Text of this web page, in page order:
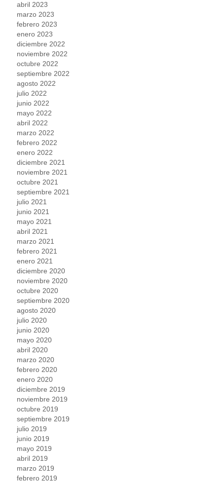
abril 2023
marzo 2023
febrero 2023
enero 2023
diciembre 2022
noviembre 2022
octubre 2022
septiembre 2022
agosto 2022
julio 2022
junio 2022
mayo 2022
abril 2022
marzo 2022
febrero 2022
enero 2022
diciembre 2021
noviembre 2021
octubre 2021
septiembre 2021
julio 2021
junio 2021
mayo 2021
abril 2021
marzo 2021
febrero 2021
enero 2021
diciembre 2020
noviembre 2020
octubre 2020
septiembre 2020
agosto 2020
julio 2020
junio 2020
mayo 2020
abril 2020
marzo 2020
febrero 2020
enero 2020
diciembre 2019
noviembre 2019
octubre 2019
septiembre 2019
julio 2019
junio 2019
mayo 2019
abril 2019
marzo 2019
febrero 2019